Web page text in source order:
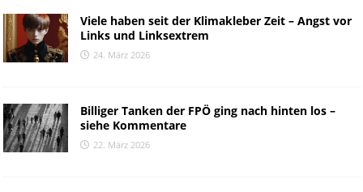
Viele haben seit der Klimakleber Zeit – Angst vor
Links und Linksextrem
24. März 2026
Billiger Tanken der FPÖ ging nach hinten los –
siehe Kommentare
22. März 2026